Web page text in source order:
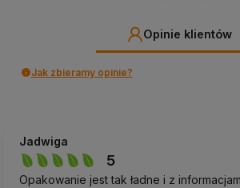
Opinie klientów
Jak zbieramy opinie?
Jadwiga
5
Opakowanie jest tak ładne i z